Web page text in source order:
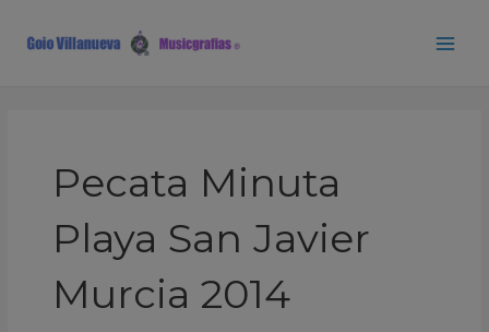
Pecata Minuta
Playa San Javier
Murcia 2014